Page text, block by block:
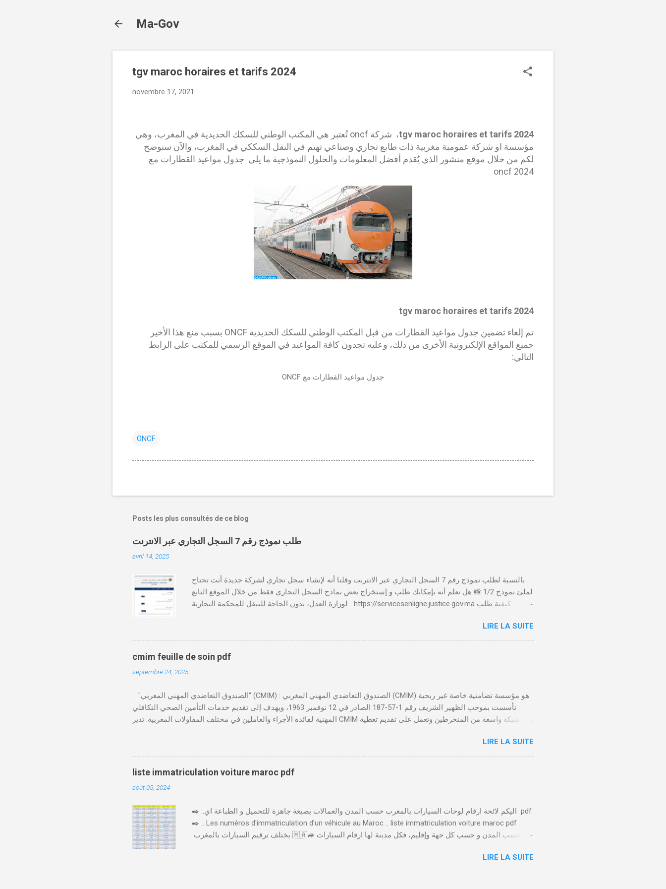
Ma-Gov
tgv maroc horaires et tarifs 2024
novembre 17, 2021
tgv maroc horaires et tarifs 2024
، شركة oncf تُعتبر هي المكتب الوطني للسكك الحديدية في المغرب، وهي
مؤسسة او شركة عمومية مغربية ذات طابع تجاري وصناعي تهتم في النقل السككي في المغرب، والآن سنوضح
لكم من خلال موقع منشور الذي يُقدم أفضل المعلومات والحلول النموذجية ما يلي جدول مواعيد القطارات مع
oncf 2024
tgv maroc horaires et tarifs 2024
تم إلغاء تضمين جدول مواعيد القطارات من قبل المكتب الوطني للسكك الحديدية ONCF بسبب منع هذا الأخير
جميع المواقع الإلكترونية الأخرى من ذلك، وعليه تجدون كافة المواعيد في الموقع الرسمي للمكتب على الرابط
التالي:
جدول مواعيد القطارات مع ONCF
ONCF
Posts les plus consultés de ce blog
طلب نموذج رقم 7 السجل التجاري عبر الانترنت
avril 14, 2025
بالنسبة لطلب نموذج رقم 7 السجل التجاري عبر الانترنت وقلنا أنه لإنشاء سجل تجاري لشركة جديدة أنت تحتاج
لملئ نموذج 1/2 📸 هل تعلم أنه بإمكانك طلب و إستخراج بعض نماذج السجل التجاري فقط من خلال الموقع التابع
لوزارة العدل، بدون الحاجة للتنقل للمحكمة التجارية https://servicesenligne.justice.gov.ma كيفية طلب
الأداء 20 درهم عن طريق البطاقة البنكية. تأكيد العملية . استلام النموذج في مدة أقصاها 24 ساعة . 🤔
LIRE LA SUITE
cmim feuille de soin pdf
septembre 24, 2025
"الصندوق التعاضدي المهني المغربي" (CMIM) : الصندوق التعاضدي المهني المغربي (CMIM) هو مؤسسة تضامنية خاصة غير ربحية
تأسست بموجب الظهير الشريف رقم 1-57-187 الصادر في 12 نوفمبر 1963، ويهدف إلى تقديم خدمات التأمين الصحي التكافلي
المهنية لفائدة الأجراء والعاملين في مختلف المقاولات المغربية. تدير CMIM شبكة واسعة من المنخرطين وتعمل على تقديم تغطية
يلعب الصندوق التعاضدي المهني المغربي دورًا حيويًا في النهوض بالصحة المهنية داخل المقاولات المغربية. حيث يؤكد على أهمية
توفير بيئة عمل صحية وآمنة والحفاظ على صحة ورفاهية الموظفين. ونظم الصندوق فعاليات سنوية مثل "يوم الصحة في العمل"، حيث
يتم تسليط الضوء على الابتكار الاجتماعي وأهمية تطبيق سياسات الصحة والسلامة المهنية لتحقيق صحة مستدامة في بيئة العمل.
الخدمات والابتكارات الرقمية لتسهيل استفادة المنخرطين من خدماته، أطلقت CMIM تطبيق CMIM Connect الذي يسمح بالوصول
LIRE LA SUITE
liste immatriculation voiture maroc pdf
août 05, 2024
✒️ ..اليكم لائحة ارقام لوحات السيارات بالمغرب حسب المدن والعمالات بصيغة جاهزة للتحميل و الطباعة اي pdf
✒️ .. Les numéros d'immatriculation d'un véhicule au Maroc .. liste immatriculation voiture maroc pdf
LIRE LA SUITE